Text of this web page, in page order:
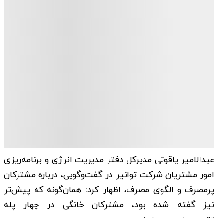
عبدالامیر یاقوتی مدیرکل دفتر مدیریت انرژی و برنامه‌ریزی
امور مشتریان شرکت توانیر در گفت‌وگویی، درباره مشترکان
پرمصرف و الگوی مصرف، اظهار کرد: همان‌گونه که پیش‌تر
نیز گفته شده بود، مشترکان خانگی در چهار پله